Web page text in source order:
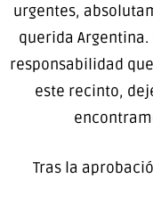
urgentes,
querida
responsabilidad
este recinto,
Tras la